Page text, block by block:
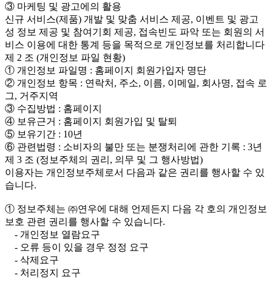
③ 마케팅 및 광고에의 활용
신규 서비스(제품) 개발 및 맞춤 서비스 제공, 이벤트 및 광고
성 정보 제공 및 참여기회 제공, 접속빈도 파악 또는 회원의 서
비스 이용에 대한 통계 등을 목적으로 개인정보를 처리합니다
제 2 조 (개인정보 파일 현황)
① 개인정보 파일명 : 홈페이지 회원가입자 명단
② 개인정보 항목 : 연락처, 주소, 이름, 이메일, 회사명, 접속 로
그, 거주지역
③ 수집방법 : 홈페이지
④ 보유근거 : 홈페이지 회원가입 및 탈퇴
⑤ 보유기간 : 10년
⑥ 관련법령 : 소비자의 불만 또는 분쟁처리에 관한 기록 : 3년
제 3 조 (정보주체의 권리, 의무 및 그 행사방법)
이용자는 개인정보주체로서 다음과 같은 권리를 행사할 수 있
습니다.
① 정보주체는 ㈜연우에 대해 언제든지 다음 각 호의 개인정보
보호 관련 권리를 행사할 수 있습니다.
- 개인정보 열람요구
- 오류 등이 있을 경우 정정 요구
- 삭제요구
- 처리정지 요구